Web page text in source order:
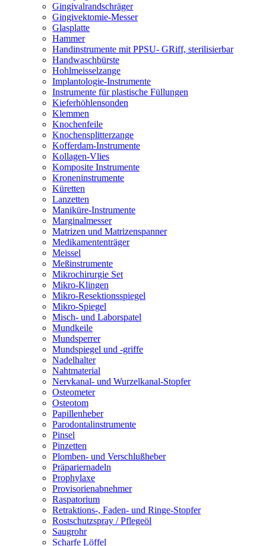
Gingivalrandschräger
Gingivektomie-Messer
Glasplatte
Hammer
Handinstrumente mit PPSU- GRiff, sterilisierbar
Handwaschbürste
Hohlmeisselzange
Implantologie-Instrumente
Instrumente für plastische Füllungen
Kieferhöhlensonden
Klemmen
Knochenfeile
Knochensplitterzange
Kofferdam-Instrumente
Kollagen-Vlies
Komposite Instrumente
Kroneninstrumente
Küretten
Lanzetten
Maniküre-Instrumente
Marginalmesser
Matrizen und Matrizenspanner
Medikamententräger
Meissel
Meßinstrumente
Mikrochirurgie Set
Mikro-Klingen
Mikro-Resektionsspiegel
Mikro-Spiegel
Misch- und Laborspatel
Mundkeile
Mundsperrer
Mundspiegel und -griffe
Nadelhalter
Nahtmaterial
Nervkanal- und Wurzelkanal-Stopfer
Osteometer
Osteotom
Papillenheber
Parodontalinstrumente
Pinsel
Pinzetten
Plomben- und Verschlußheber
Präpariernadeln
Prophylaxe
Provisorienabnehmer
Raspatorium
Retraktions-, Faden- und Ringe-Stopfer
Rostschutzspray / Pflegeöl
Saugrohr
Scharfe Löffel